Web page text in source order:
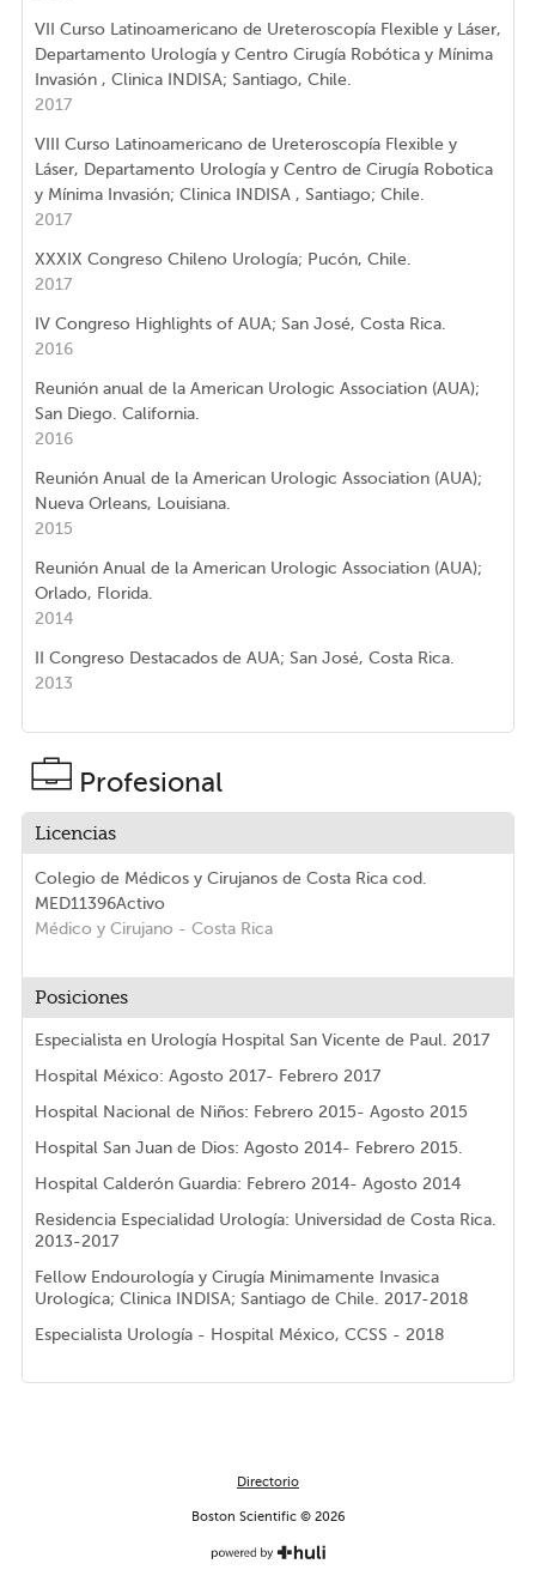
VII Curso Latinoamericano de Ureteroscopía Flexible y Láser,
Departamento Urología y Centro Cirugía Robótica y Mínima
Invasión , Clinica INDISA; Santiago, Chile.
2017
VIII Curso Latinoamericano de Ureteroscopía Flexible y
Láser, Departamento Urología y Centro de Cirugía Robotica
y Mínima Invasión; Clinica INDISA , Santiago; Chile.
2017
XXXIX Congreso Chileno Urología; Pucón, Chile.
2017
IV Congreso Highlights of AUA; San José, Costa Rica.
2016
Reunión anual de la American Urologic Association (AUA);
San Diego. California.
2016
Reunión Anual de la American Urologic Association (AUA);
Nueva Orleans, Louisiana.
2015
Reunión Anual de la American Urologic Association (AUA);
Orlado, Florida.
2014
II Congreso Destacados de AUA; San José, Costa Rica.
2013
Profesional
Licencias
Colegio de Médicos y Cirujanos de Costa Rica cod.
MED11396Activo
Médico y Cirujano - Costa Rica
Posiciones
Especialista en Urología Hospital San Vicente de Paul. 2017
Hospital México: Agosto 2017- Febrero 2017
Hospital Nacional de Niños: Febrero 2015- Agosto 2015
Hospital San Juan de Dios: Agosto 2014- Febrero 2015.
Hospital Calderón Guardia: Febrero 2014- Agosto 2014
Residencia Especialidad Urología: Universidad de Costa Rica.
2013-2017
Fellow Endourología y Cirugía Minimamente Invasica
Urologíca; Clinica INDISA; Santiago de Chile. 2017-2018
Especialista Urología - Hospital México, CCSS - 2018
Directorio
Boston Scientific © 2026